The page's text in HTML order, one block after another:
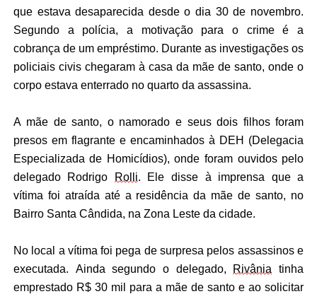
que estava desaparecida desde o dia 30 de novembro.
Segundo a polícia, a motivação para o crime é a
cobrança de um empréstimo. Durante as investigações os
policiais civis chegaram à casa da mãe de santo, onde o
corpo estava enterrado no quarto da assassina.
A mãe de santo, o namorado e seus dois filhos foram
presos em flagrante e encaminhados à DEH (Delegacia
Especializada de Homicídios), onde foram ouvidos pelo
delegado Rodrigo
Rolli. Ele disse à imprensa que a
vítima foi atraída até a residência da mãe de santo, no
Bairro Santa Cândida, na Zona Leste da cidade.
No local a vítima foi pega de surpresa pelos assassinos e
executada. Ainda segundo o delegado, Rivânia tinha
emprestado R$ 30 mil para a mãe de santo e ao solicitar